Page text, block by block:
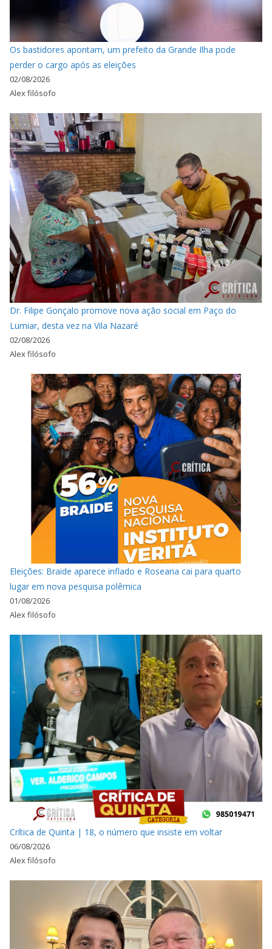
Os bastidores apontam, um prefeito da Grande Ilha pode
perder o cargo após as eleições
02/08/2026
Alex filósofo
Dr. Filipe Gonçalo promove nova ação social em Paço do
Lumiar, desta vez na Vila Nazaré
02/08/2026
Alex filósofo
Eleições: Braide aparece inflado e Roseana cai para quarto
lugar em nova pesquisa polêmica
01/08/2026
Alex filósofo
Crítica de Quinta | 18, o número que insiste em voltar
06/08/2026
Alex filósofo